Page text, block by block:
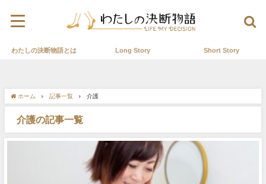
わたしの決断物語とは Long Story Short Story
ホーム 記事一覧 介護
介護の記事一覧